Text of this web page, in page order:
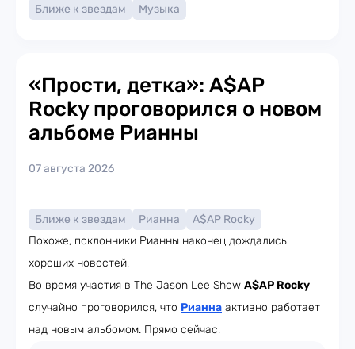
Ближе к звездам Музыка
«Прости, детка»: A$AP
Rocky проговорился о новом
альбоме Рианны
07 августа 2026
Ближе к звездам Рианна
A$AP Rocky
Похоже, поклонники Рианны наконец дождались
хороших новостей!
Во время участия в The Jason Lee Show A$AP Rocky
случайно проговорился, что Рианна активно работает
над новым альбомом. Прямо сейчас!